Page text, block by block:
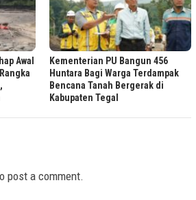
Awal
Kementerian PU Bangun 456
Huntara Bagi Warga Terdampak
Bencana Tanah Bergerak di
Kabupaten Tegal
post a comment.